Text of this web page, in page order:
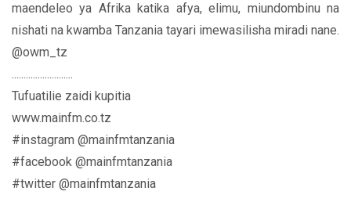
maendeleo ya Afrika katika afya, elimu, miundombinu na
nishati na kwamba Tanzania tayari imewasilisha miradi nane.
@owm_tz
..........................
Tufuatilie zaidi kupitia
www.mainfm.co.tz
#instagram @mainfmtanzania
#facebook @mainfmtanzania
#twitter @mainfmtanzania